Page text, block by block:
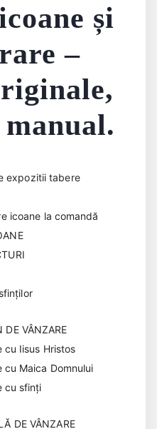
și
–
expozitii tabere
icoane la comandă
DE VÂNZARE
cu Iisus Hristos
cu Maica Domnului
cu sfinți
DE VÂNZARE